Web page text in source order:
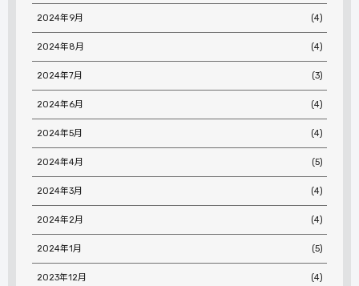
2024年9月 (4)
2024年8月 (4)
2024年7月 (3)
2024年6月 (4)
2024年5月 (4)
2024年4月 (5)
2024年3月 (4)
2024年2月 (4)
2024年1月 (5)
2023年12月 (4)